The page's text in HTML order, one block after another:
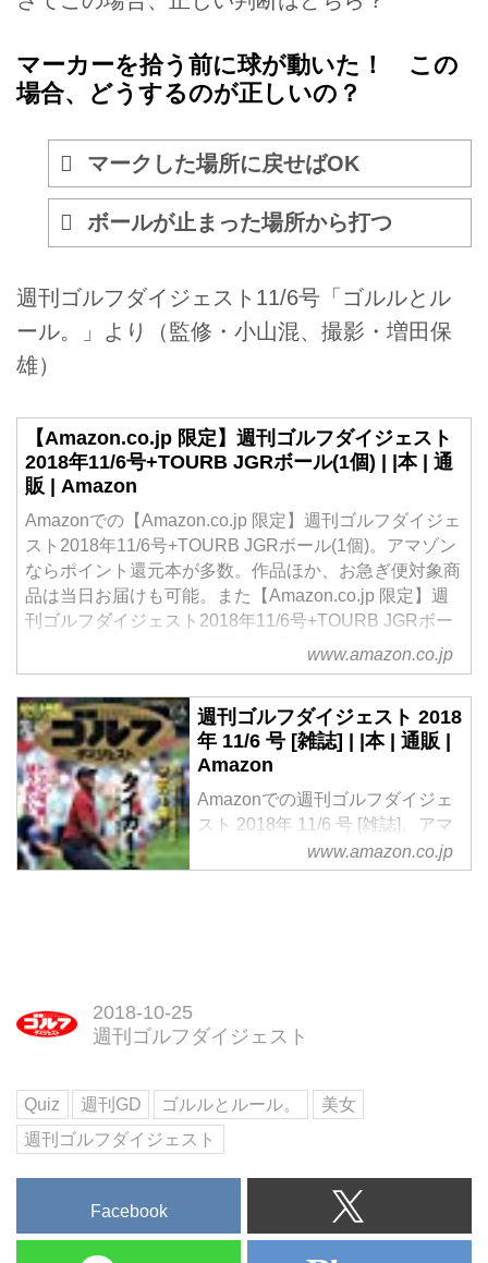
マーカーを拾う前に球が動いた！ この
場合、どうするのが正しいの？
マークした場所に戻せばOK
ボールが止まった場所から打つ
週刊ゴルフダイジェスト11/6号「ゴルルとル
ール。」より（監修・小山混、撮影・増田保
雄）
【Amazon.co.jp 限定】週刊ゴルフダイジェスト
2018年11/6号+TOURB JGRボール(1個) | |本 | 通
販 | Amazon
Amazonでの【Amazon.co.jp 限定】週刊ゴルフダイジェ
スト2018年11/6号+TOURB JGRボール(1個)。アマゾン
ならポイント還元本が多数。作品ほか、お急ぎ便対象商
品は当日お届けも可能。また【Amazon.co.jp 限定】週
刊ゴルフダイジェスト2018年11/6号+TOURB JGRボー
www.amazon.co.jp
週刊ゴルフダイジェスト 2018
年 11/6 号 [雑誌] | |本 | 通販 |
Amazon
Amazonでの週刊ゴルフダイジェ
スト 2018年 11/6 号 [雑誌]。アマ
ゾンならポイント還元本が多数。
作品ほか、お急ぎ便対象商品は当
www.amazon.co.jp
2018-10-25
週刊ゴルフダイジェスト
Quiz 週刊GD ゴルルとルール。
美女
週刊ゴルフダイジェスト
Facebook